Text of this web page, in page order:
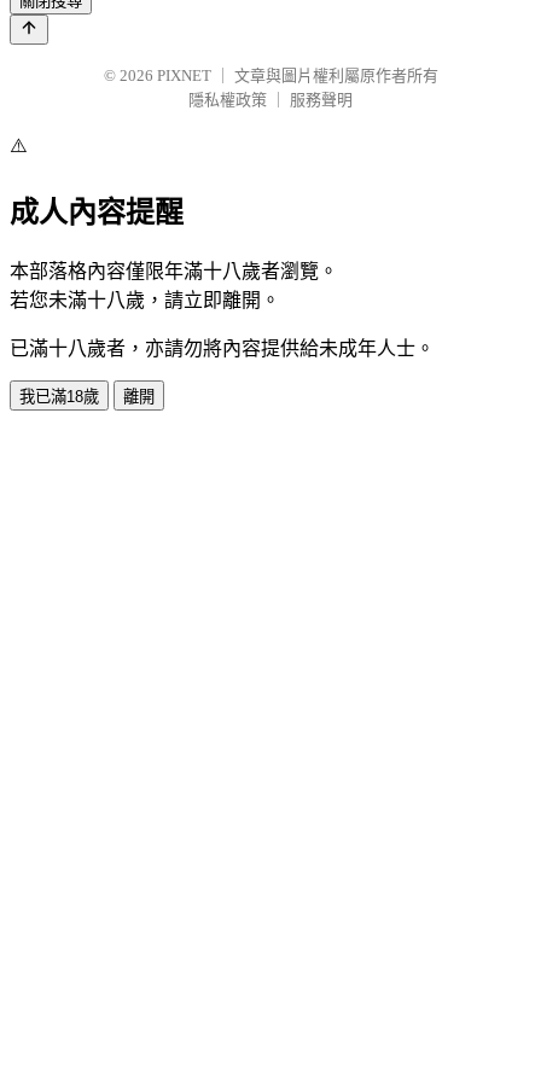
© 2026 PIXNET
文章與圖片權利屬原作者所有
隱私權政策
服務聲明
⚠️
成人內容提醒
本部落格內容僅限年滿十八歲者瀏覽。
若您未滿十八歲，請立即離開。
已滿十八歲者，亦請勿將內容提供給未成年人士。
我已滿18歲 離開